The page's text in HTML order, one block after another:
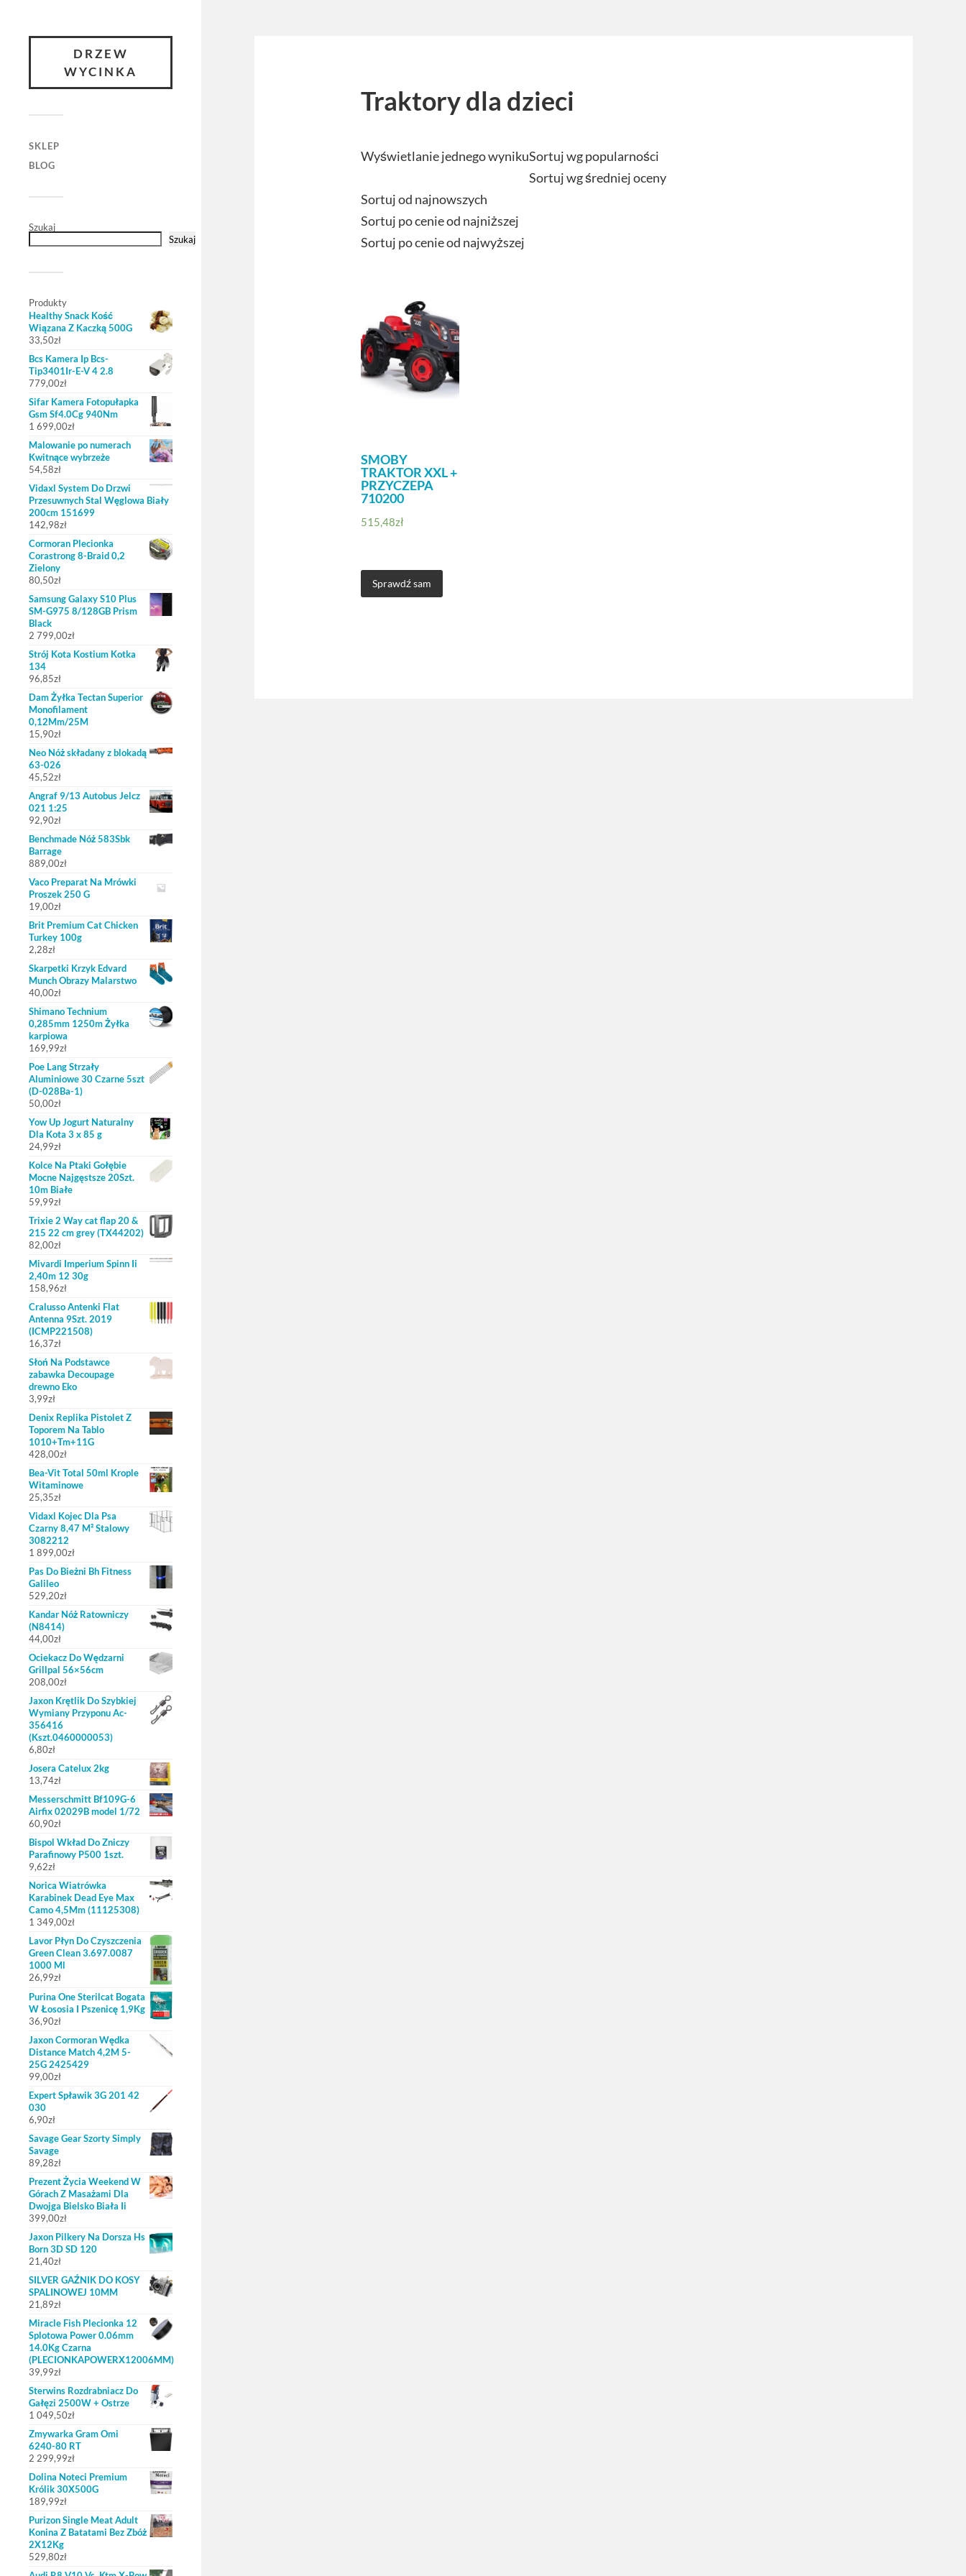
DRZEW
WYCINKA
SKLEP
BLOG
Szukaj
Szukaj
Produkty
Healthy Snack Kość
Wiązana Z Kaczką 500G
33,50zł
Bcs Kamera Ip Bcs-
Tip3401Ir-E-V 4 2.8
779,00zł
Sifar Kamera Fotopułapka
Gsm Sf4.0Cg 940Nm
1 699,00zł
Malowanie po numerach
Kwitnące wybrzeże
54,58zł
Vidaxl System Do Drzwi
Przesuwnych Stal Węglowa Biały
200cm 151699
142,98zł
Cormoran Plecionka
Corastrong 8-Braid 0,2
Zielony
80,50zł
Samsung Galaxy S10 Plus
SM-G975 8/128GB Prism
Black
2 799,00zł
Strój Kota Kostium Kotka
134
96,85zł
Dam Żyłka Tectan Superior
Monofilament
0,12Mm/25M
15,90zł
Neo Nóż składany z blokadą
63-026
45,52zł
Angraf 9/13 Autobus Jelcz
021 1:25
92,90zł
Benchmade Nóż 583Sbk
Barrage
889,00zł
Vaco Preparat Na Mrówki
Proszek 250 G
19,00zł
Brit Premium Cat Chicken
Turkey 100g
2,28zł
Skarpetki Krzyk Edvard
Munch Obrazy Malarstwo
40,00zł
Shimano Technium
0,285mm 1250m Żyłka
karpiowa
169,99zł
Poe Lang Strzały
Aluminiowe 30 Czarne 5szt
(D-028Ba-1)
50,00zł
Yow Up Jogurt Naturalny
Dla Kota 3 x 85 g
24,99zł
Kolce Na Ptaki Gołębie
Mocne Najgęstsze 20Szt.
10m Białe
59,99zł
Trixie 2 Way cat flap 20 &
215 22 cm grey (TX44202)
82,00zł
Mivardi Imperium Spinn Ii
2,40m 12 30g
158,96zł
Cralusso Antenki Flat
Antenna 9Szt. 2019
(ICMP221508)
16,37zł
Słoń Na Podstawce
zabawka Decoupage
drewno Eko
3,99zł
Denix Replika Pistolet Z
Toporem Na Tablo
1010+Tm+11G
428,00zł
Bea-Vit Total 50ml Krople
Witaminowe
25,35zł
Vidaxl Kojec Dla Psa
Czarny 8,47 M² Stalowy
3082212
1 899,00zł
Pas Do Bieżni Bh Fitness
Galileo
529,20zł
Kandar Nóż Ratowniczy
(N8414)
44,00zł
Ociekacz Do Wędzarni
Grillpal 56×56cm
208,00zł
Jaxon Krętlik Do Szybkiej
Wymiany Przyponu Ac-
356416
(Kszt.0460000053)
6,80zł
Josera Catelux 2kg
13,74zł
Messerschmitt Bf109G-6
Airfix 02029B model 1/72
60,90zł
Bispol Wkład Do Zniczy
Parafinowy P500 1szt.
9,62zł
Norica Wiatrówka
Karabinek Dead Eye Max
Camo 4,5Mm (11125308)
1 349,00zł
Lavor Płyn Do Czyszczenia
Green Clean 3.697.0087
1000 Ml
26,99zł
Purina One Sterilcat Bogata
W Łososia I Pszenicę 1,9Kg
36,90zł
Jaxon Cormoran Wędka
Distance Match 4,2M 5-
25G 2425429
99,00zł
Expert Spławik 3G 201 42
030
6,90zł
Savage Gear Szorty Simply
Savage
89,28zł
Prezent Życia Weekend W
Górach Z Masażami Dla
Dwojga Bielsko Biała Ii
399,00zł
Jaxon Pilkery Na Dorsza Hs
Born 3D SD 120
21,40zł
SILVER GAŹNIK DO KOSY
SPALINOWEJ 10MM
21,89zł
Miracle Fish Plecionka 12
Splotowa Power 0.06mm
14.0Kg Czarna
(PLECIONKAPOWERX12006MM)
39,99zł
Sterwins Rozdrabniacz Do
Gałęzi 2500W + Ostrze
1 049,50zł
Zmywarka Gram Omi
6240-80 RT
2 299,99zł
Dolina Noteci Premium
Królik 30X500G
189,99zł
Purizon Single Meat Adult
Konina Z Batatami Bez Zbóż
2X12Kg
529,80zł
Traktory dla dzieci
Wyświetlanie jednego wynikuSortuj wg popularności
Sortuj wg średniej oceny
Sortuj od najnowszych
Sortuj po cenie od najniższej
Sortuj po cenie od najwyższej
SMOBY
TRAKTOR XXL +
PRZYCZEPA
710200
515,48zł
Sprawdź sam